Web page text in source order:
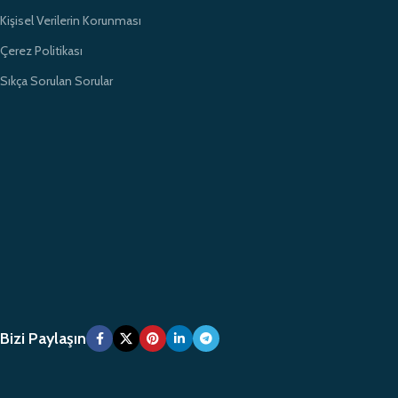
Kişisel Verilerin Korunması
Çerez Politikası
Sıkça Sorulan Sorular
Bizi Paylaşın